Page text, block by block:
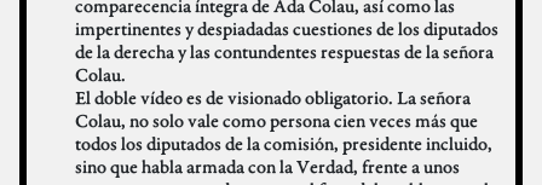
comparecencia íntegra de Ada Colau, así como las
impertinentes y despiadadas cuestiones de los diputados
de la derecha y las contundentes respuestas de la señora
Colau.
El doble vídeo es de visionado obligatorio. La señora
Colau, no solo vale como persona cien veces más que
todos los diputados de la comisión, presidente incluido,
sino que habla armada con la Verdad, frente a unos